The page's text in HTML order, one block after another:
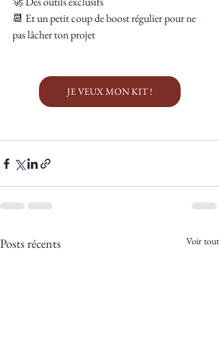
📆 Et un petit coup de boost régulier pour ne
pas lâcher ton projet
JE VEUX MON KIT !
Posts récents Voir tout